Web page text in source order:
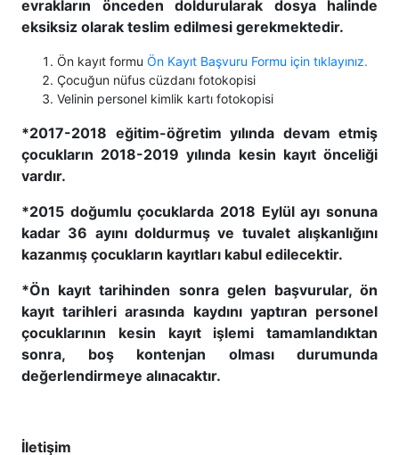
evrakların önceden doldurularak dosya halinde
eksiksiz olarak teslim edilmesi gerekmektedir.
Ön kayıt formu Ön Kayıt Başvuru Formu için tıklayınız.
Çocuğun nüfus cüzdanı fotokopisi
Velinin personel kimlik kartı fotokopisi
*2017-2018 eğitim-öğretim yılında devam etmiş
çocukların 2018-2019 yılında kesin kayıt önceliği
vardır.
*2015 doğumlu çocuklarda 2018 Eylül ayı sonuna
kadar 36 ayını doldurmuş ve tuvalet alışkanlığını
kazanmış çocukların kayıtları kabul edilecektir.
*Ön kayıt tarihinden sonra gelen başvurular, ön
kayıt tarihleri arasında kaydını yaptıran personel
çocuklarının kesin kayıt işlemi tamamlandıktan
sonra, boş kontenjan olması durumunda
değerlendirmeye alınacaktır.
İletişim